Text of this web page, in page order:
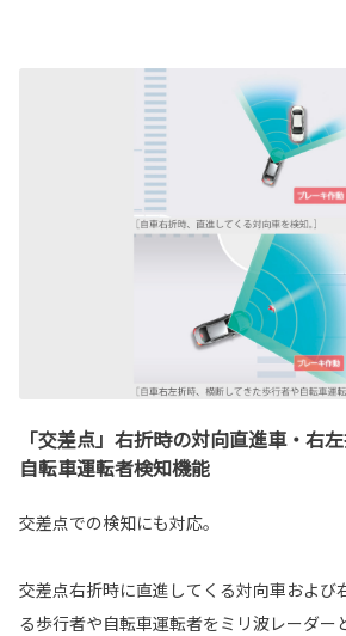
「交差点」右折時の対向直進車・右
自転車運転者検知機能
交差点での検知にも対応。
交差点右折時に直進してくる対向車および
る歩行者や自転車運転者をミリ波レーダー